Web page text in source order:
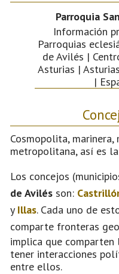
Parroquia
Información
Parroquias
de Avilés |
Asturias |
|
Cosmopolita, marinera,
metropolitana, así es
Los concejos
de Avilés son:
y Illas. Cada uno de
comparte fronteras
implica que
tener interacciones
entre ellos.